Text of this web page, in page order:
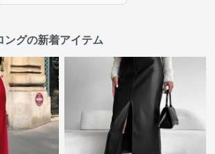
ングの新着アイテム